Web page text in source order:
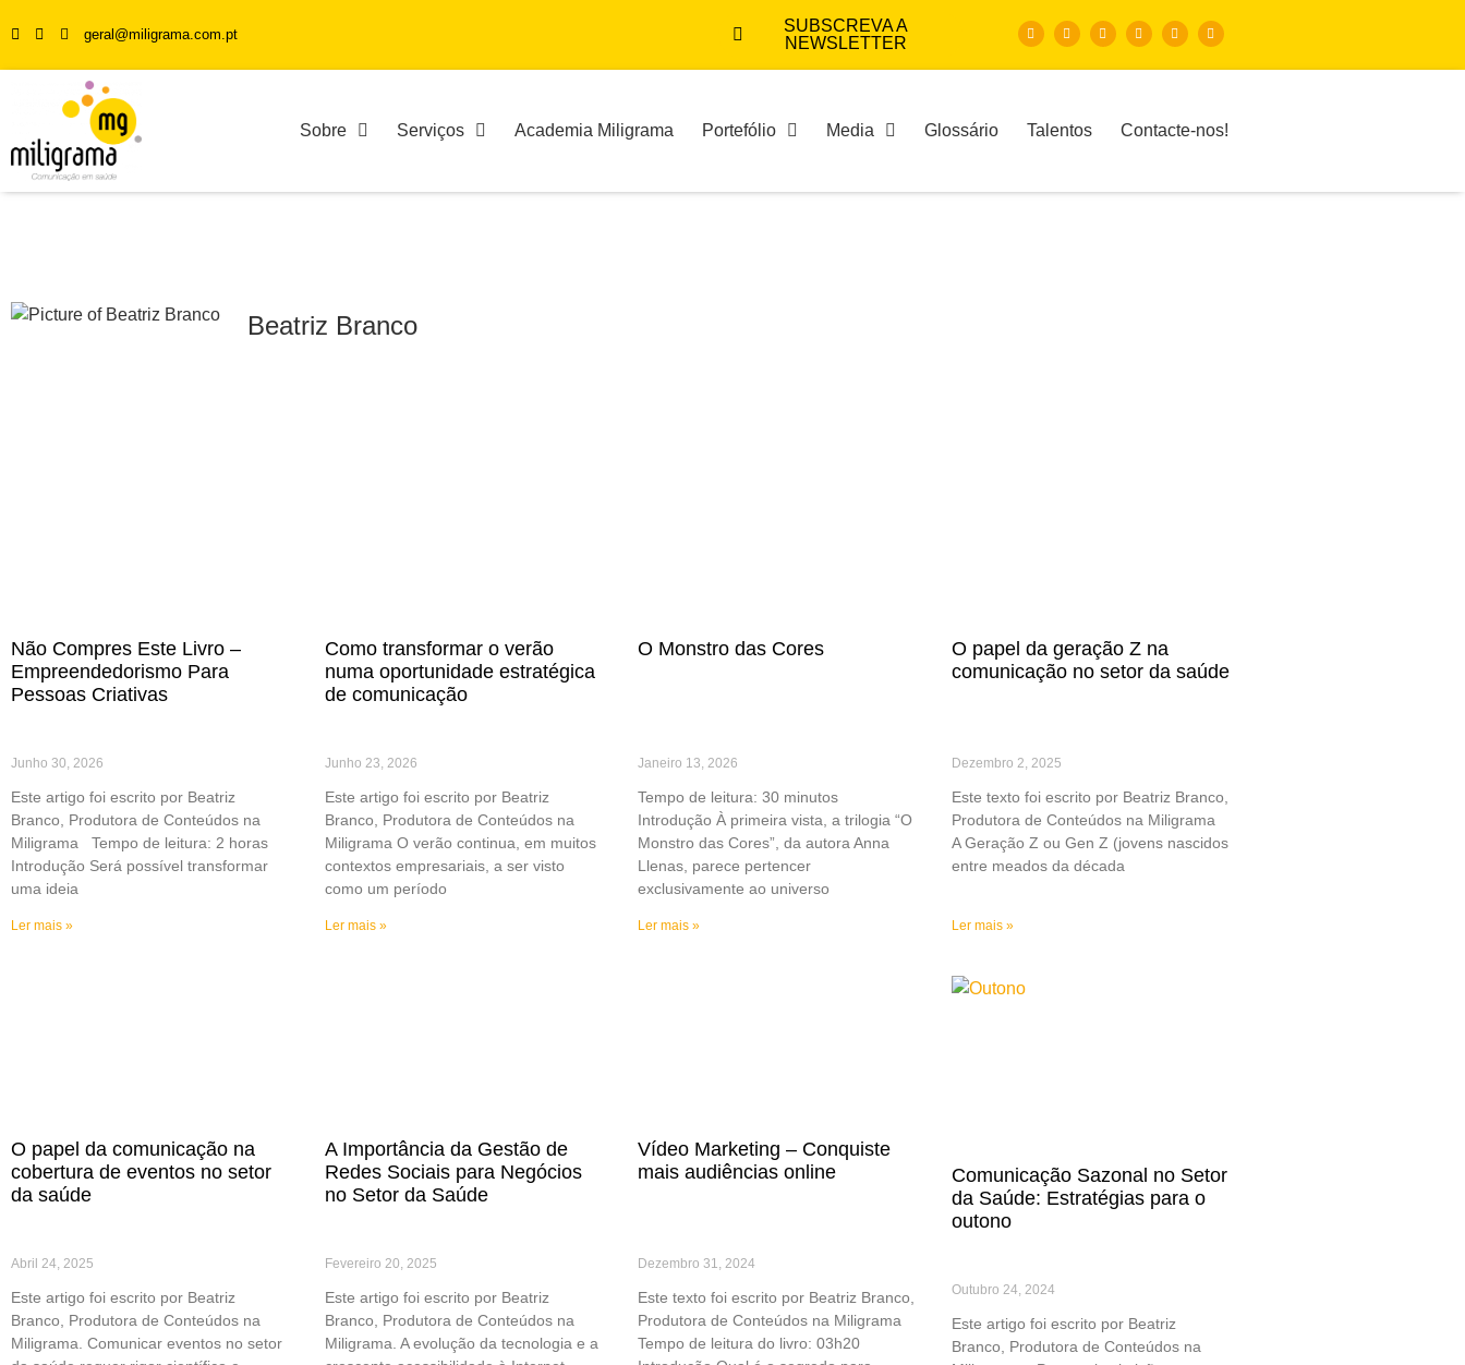
geral@miligrama.com.pt
SUBSCREVA A
NEWSLETTER
Sobre Serviços Academia Miligrama Portefólio Media Glossário Talentos Contacte-nos!
Beatriz Branco
Não Compres Este Livro –
Empreendedorismo Para
Pessoas Criativas
Junho 30, 2026
Este artigo foi escrito por Beatriz
Branco, Produtora de Conteúdos na
Miligrama Tempo de leitura: 2 horas
Introdução Será possível transformar
uma ideia
Ler mais »
Como transformar o verão
numa oportunidade estratégica
de comunicação
Junho 23, 2026
Este artigo foi escrito por Beatriz
Branco, Produtora de Conteúdos na
Miligrama O verão continua, em muitos
contextos empresariais, a ser visto
como um período
Ler mais »
O Monstro das Cores
Janeiro 13, 2026
Tempo de leitura: 30 minutos
Introdução À primeira vista, a trilogia “O
Monstro das Cores”, da autora Anna
Llenas, parece pertencer
exclusivamente ao universo
Ler mais »
O papel da geração Z na
comunicação no setor da saúde
Dezembro 2, 2025
Este texto foi escrito por Beatriz Branco,
Produtora de Conteúdos na Miligrama
A Geração Z ou Gen Z (jovens nascidos
entre meados da década
Ler mais »
O papel da comunicação na
cobertura de eventos no setor
da saúde
Abril 24, 2025
Este artigo foi escrito por Beatriz
Branco, Produtora de Conteúdos na
Miligrama. Comunicar eventos no setor
A Importância da Gestão de
Redes Sociais para Negócios
no Setor da Saúde
Fevereiro 20, 2025
Este artigo foi escrito por Beatriz
Branco, Produtora de Conteúdos na
Miligrama. A evolução da tecnologia e a
Vídeo Marketing – Conquiste
mais audiências online
Dezembro 31, 2024
Este texto foi escrito por Beatriz Branco,
Produtora de Conteúdos na Miligrama
Tempo de leitura do livro: 03h20
Comunicação Sazonal no Setor
da Saúde: Estratégias para o
outono
Outubro 24, 2024
Este artigo foi escrito por Beatriz
Branco, Produtora de Conteúdos na